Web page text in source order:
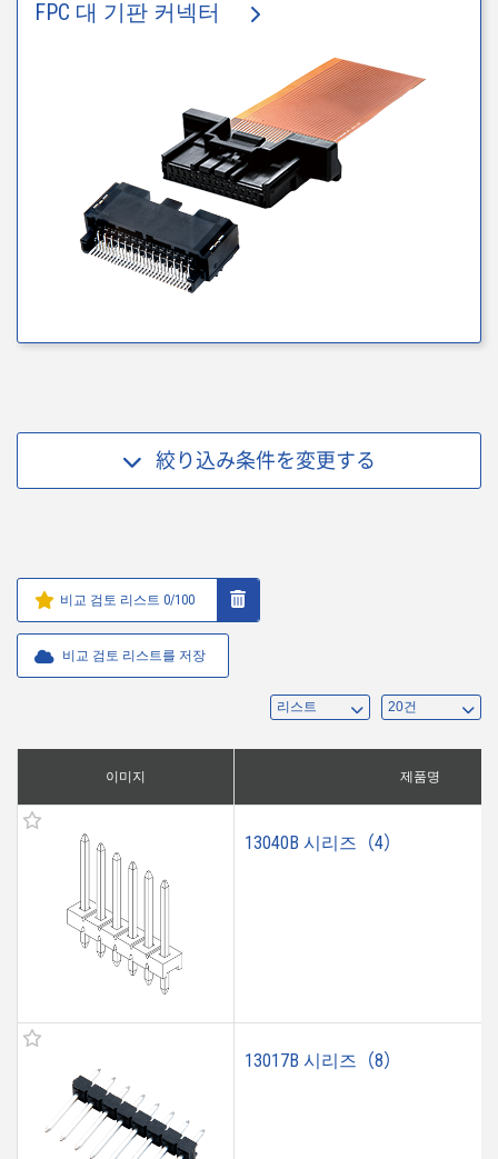
FPC 대 기판 커넥터
絞り込み条件を変更する
비교 검토 리스트 0/100
비교 검토 리스트를 저장
이미지 제품명
13040B 시리즈（4）
13017B 시리즈（8）